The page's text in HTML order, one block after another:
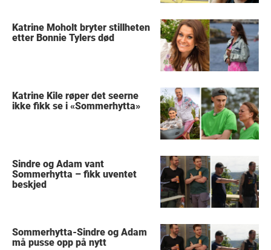
Katrine Moholt bryter stillheten
etter Bonnie Tylers død
Katrine Kile røper det seerne
ikke fikk se i «Sommerhytta»
Sindre og Adam vant
Sommerhytta – fikk uventet
beskjed
Sommerhytta-Sindre og Adam
må pusse opp på nytt